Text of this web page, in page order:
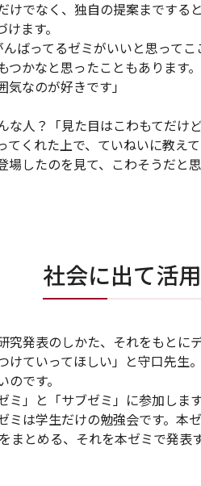
でなく、独自の提案までする
ます。
ばってるゼミがいいと思って
つかなと思ったこともあります
なのが好きです」
人？「見た目はこわもてだけ
てくれた上で、ていねいに教え
場したのを見て、こわそうだと
社会に出て活
発表のしかた、それをもとに
けていってほしい」と守口先生
です。
」と「サブゼミ」に参加しま
ミは学生だけの勉強会です。本
まとめる、それを本ゼミで発表